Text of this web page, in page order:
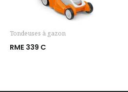
Tondeuses à gazon
RME 339 C